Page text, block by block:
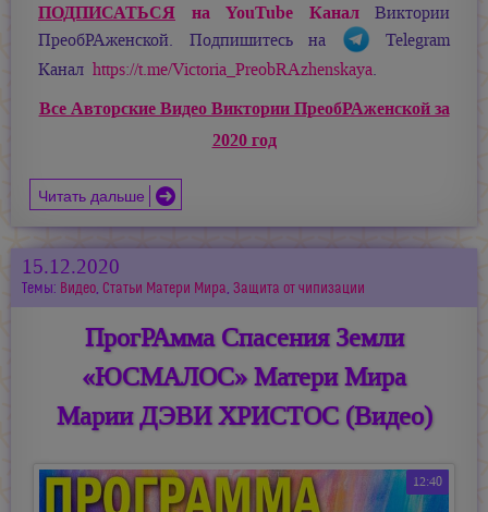
ПОДПИСАТЬСЯ на YouTube КаналВиктории
ПреобРАженской. Подпишитесь на
Telegram
Канал https://t.me/Victoria_PreobRAzhenskaya.
Все Авторские Видео Виктории ПреобРАженской за
2020 год
Читать дальше
15.12.2020
Темы: Видео, Статьи Матери Мира, Защита от чипизации
ПрогРАмма Спасения Земли
«ЮСМАЛОС» Матери Мира
Марии ДЭВИ ХРИСТОС (Видео)
12:40